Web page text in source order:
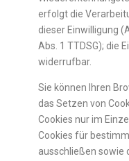
erfolgt die
dieser Einwilligung
Abs. 1 TTDSG); die
widerrufbar.
Sie können Ihren
das Setzen von
Cookies nur im
Cookies für
ausschließen sowie